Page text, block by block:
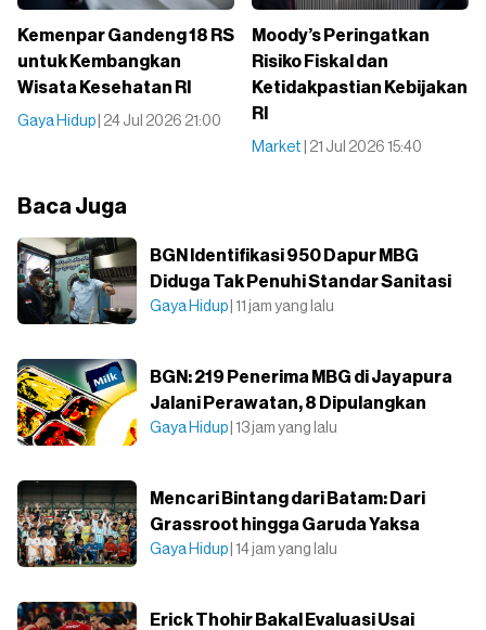
Kemenpar Gandeng 18 RS
untuk Kembangkan
Wisata Kesehatan RI
Gaya Hidup | 24 Jul 2026 21:00
Moody’s Peringatkan
Risiko Fiskal dan
Ketidakpastian Kebijakan
RI
Market | 21 Jul 2026 15:40
Baca Juga
BGN Identifikasi 950 Dapur MBG
Diduga Tak Penuhi Standar Sanitasi
Gaya Hidup | 11 jam yang lalu
BGN: 219 Penerima MBG di Jayapura
Jalani Perawatan, 8 Dipulangkan
Gaya Hidup | 13 jam yang lalu
Mencari Bintang dari Batam: Dari
Grassroot hingga Garuda Yaksa
Gaya Hidup | 14 jam yang lalu
Erick Thohir Bakal Evaluasi Usai